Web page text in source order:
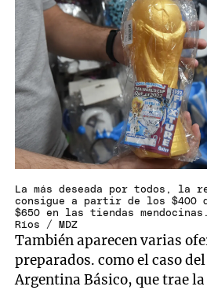
La más deseada por todos, la
consigue a partir de los $400
$650 en las tiendas
Ríos / MDZ
También aparecen varias
preparados. como el caso
Argentina Básico, que trae